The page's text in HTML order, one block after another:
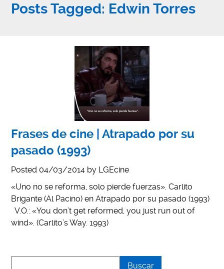
Posts Tagged: Edwin Torres
Frases de cine | Atrapado por su
pasado (1993)
Posted 04/03/2014 by LGEcine
«Uno no se reforma, solo pierde fuerzas». Carlito
Brigante (Al Pacino) en Atrapado por su pasado (1993)
V.O.: «You don’t get reformed, you just run out of
wind». (Carlito’s Way. 1993)